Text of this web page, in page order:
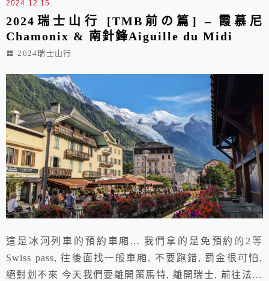
2024.12.15
2024瑞士山行 [TMB前の篇] – 霞慕尼
Chamonix & 南針鋒Aiguille du Midi
2024瑞士山行
這是冰河列車的預約車廂... 我們拿的是免預約的2等
Swiss pass, 往後面找一般車廂, 不要跑錯, 罰金很可怕,
絕對划不來 今天我們要離開策馬特, 離開瑞士, 前往法國